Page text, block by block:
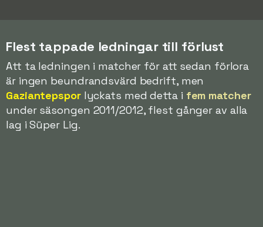
Flest tappade ledningar till förlust
Att ta ledningen i matcher för att sedan förlora
är ingen beundrandsvärd bedrift, men
Gaziantepsporlyckats med detta i fem matcher
under säsongen 2011/2012, flest gånger av alla
lag i Süper Lig.